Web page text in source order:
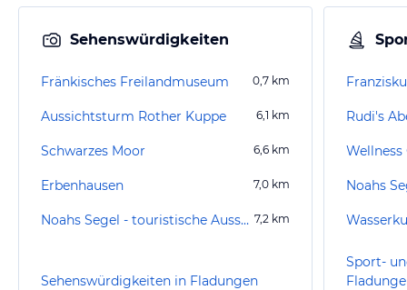
Sehenswürdigkeiten
Fränkisches Freilandmuseum 0,7 km
Aussichtsturm Rother Kuppe 6,1 km
Schwarzes Moor 6,6 km
Erbenhausen 7,0 km
Noahs Segel - touristische Aussichtsplattform Besucherzentrum 7,2 km
Sehenswürdigkeiten in Fladungen
Rudi's
Wellness
Noahs
Sport-